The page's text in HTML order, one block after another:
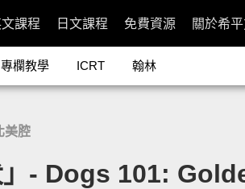
課程 日文課程 免費資源 關於希
專欄教學 ICRT 翰林
美腔
」- Dogs 101: